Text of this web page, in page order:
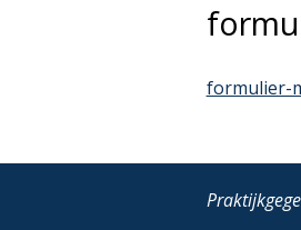
formulier-